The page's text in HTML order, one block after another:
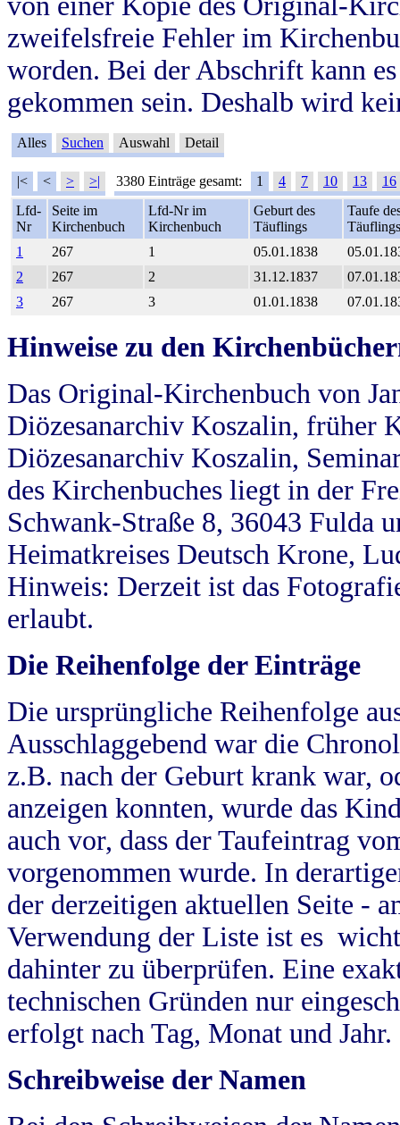
zweifelsfreie Fehler im
worden. Bei der Abschrift kann
gekommen sein. Deshalb wird
Alles Suchen Auswahl Detail
|< < > >| 3380 Einträge gesamt: 1 4 7 10 13
16
Lfd-
Nr
Seite im
Kirchenbuch
Lfd-Nr im
Kirchenbuch
Geburt des
Täuflings
Taufe
Täuflings
1
267 1 05.01.1838
2
267 2 31.12.1837
3
267 3 01.01.1838
Hinweise zu den
Das Original-Kirchenbuch von
Diözesanarchiv Koszalin, früher
Diözesanarchiv Koszalin,
des Kirchenbuches liegt in der
Schwank-Straße 8, 36043 Fulda
Heimatkreises Deutsch Krone,
Hinweis: Derzeit ist das
erlaubt.
Die Reihenfolge der Einträge
Die ursprüngliche Reihenfolge
Ausschlaggebend war die
z.B. nach der Geburt krank war,
anzeigen konnten, wurde das
auch vor, dass der Taufeintrag
vorgenommen wurde. In
der derzeitigen aktuellen Seite -
Verwendung der Liste ist es
dahinter zu überprüfen. Eine
technischen Gründen nur
erfolgt nach Tag, Monat und Jahr.
Schreibweise der Namen